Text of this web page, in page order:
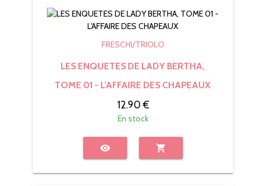
FRESCHI/TRIOLO
LES ENQUETES DE LADY BERTHA,
TOME 01 - L'AFFAIRE DES CHAPEAUX
12.90 €
En stock
visibility shopping_cart